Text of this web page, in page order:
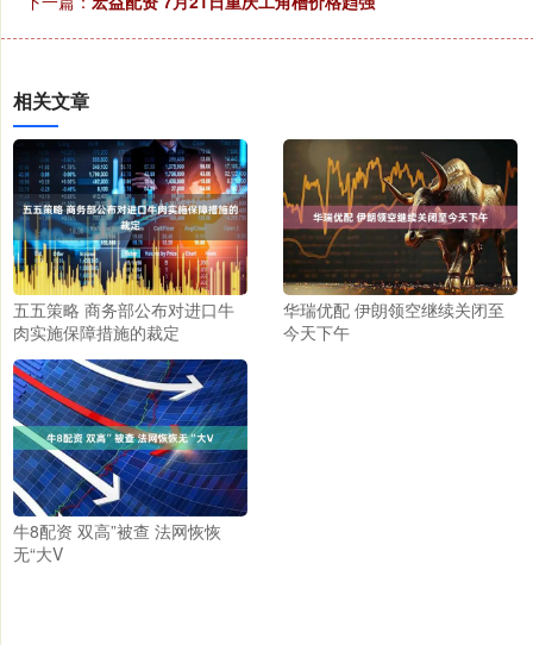
相关文章
五五策略 商务部公布对进口牛
肉实施保障措施的裁定
华瑞优配 伊朗领空继续关闭至
今天下午
牛8配资 双高”被查 法网恢恢
无“大V